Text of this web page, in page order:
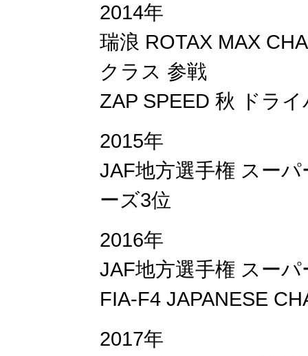
2014年
瑞浪 ROTAX MAX
クラス 参戦
ZAP SPEED 秋 ドラ
2015年
JAF地方選手権 スー
ーズ3位
​2016年
JAF地方選手権 スー
FIA-F4 JAPANESE
2017年